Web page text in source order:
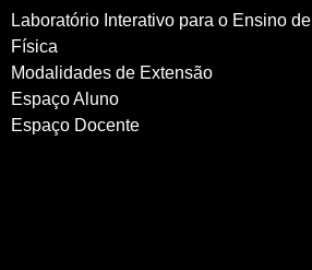
Laboratório Interativo para o Ensino de
Física
Modalidades de Extensão
Espaço Aluno
Espaço Docente